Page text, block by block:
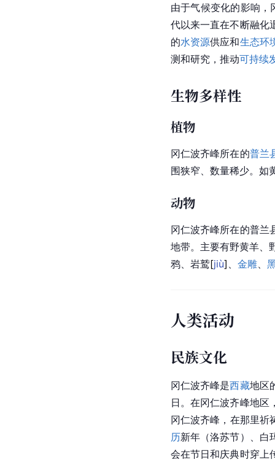
由于气候变化的影响
代以来一直在不断融化
的水资源供应和生态环
测和研究，推动可持续
生物多样性
植物
冈仁波齐峰所在的普兰
围狭窄、数量稀少。如
动物
冈仁波齐峰所在的普兰
地带。主要有野黄羊、
鸦、岩鹫[jiù] 、 金雕、
人类活动
民族文化
冈仁波齐峰是西藏地区
日。在冈仁波齐峰地区
冈仁波齐峰，在那里祈
历新年（洛苏节）、 白
会在节日和庆典时穿上